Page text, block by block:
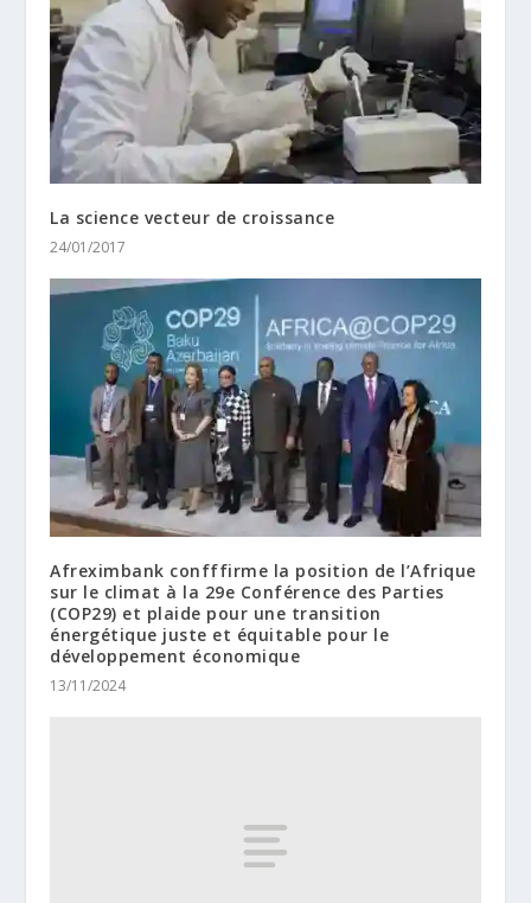
La science vecteur de croissance
24/01/2017
Afreximbank confffirme la position de l’Afrique
sur le climat à la 29e Conférence des Parties
(COP29) et plaide pour une transition
énergétique juste et équitable pour le
développement économique
13/11/2024